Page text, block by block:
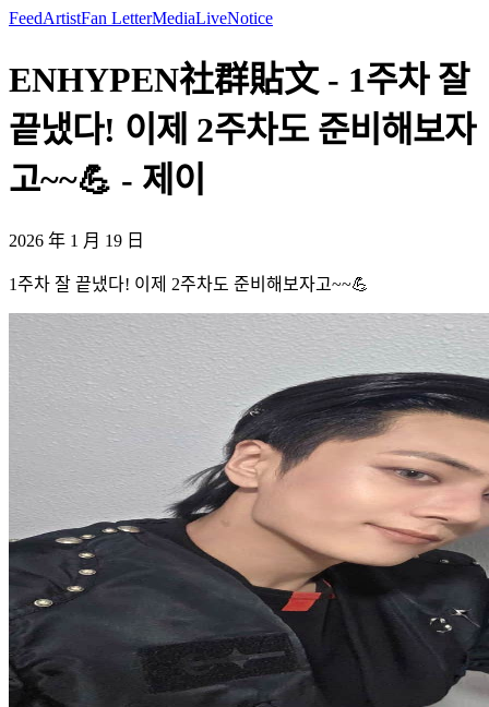
FeedArtistFan LetterMediaLiveNotice
ENHYPEN社群貼文 - 1주차 잘
끝냈다! 이제 2주차도 준비해보자
고~~💪 - 제이
2026 年 1 月 19 日
1주차 잘 끝냈다! 이제 2주차도 준비해보자고~~💪